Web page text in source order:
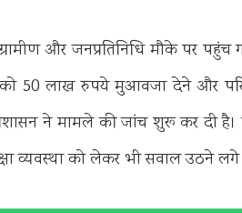
और जनप्रतिनिधि मौके पर पहुंच
को 50 लाख रुपये मुआवजा देने और
ने मामले की जांच शुरू कर दी है।
व्यवस्था को लेकर भी सवाल उठने लगे